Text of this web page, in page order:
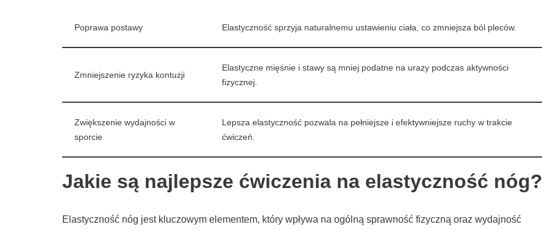
Poprawa postawy Elastyczność sprzyja naturalnemu ustawieniu ciała, co zmniejsza ból pleców.
Zmniejszenie ryzyka kontuzji
Elastyczne mięśnie i stawy są mniej podatne na urazy podczas aktywności
fizycznej.
Zwiększenie wydajności w
sporcie
Lepsza elastyczność pozwala na pełniejsze i efektywniejsze ruchy w trakcie
ćwiczeń.
Jakie są najlepsze ćwiczenia na elastyczność nóg?
Elastyczność nóg jest kluczowym elementem, który wpływa na ogólną sprawność fizyczną oraz wydajność